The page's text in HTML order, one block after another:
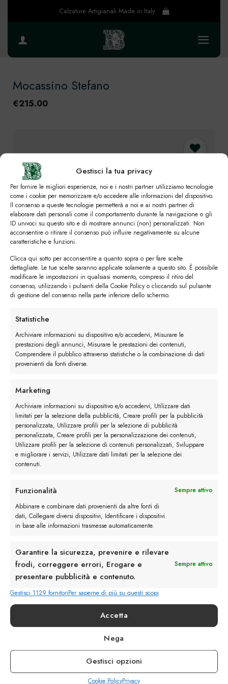
Gestisci la tua privacy
Per fornire le migliori esperienze, noi e i nostri partner utilizziamo tecnologie
come i cookie per memorizzare e/o accedere alle informazioni del dispositivo.
Il consenso a queste tecnologie permetterà a noi e ai nostri partner di
elaborare dati personali come il comportamento durante la navigazione o gli
ID univoci su questo sito e di mostrare annunci (non) personalizzati. Non
acconsentire o ritirare il consenso può influire negativamente su alcune
caratteristiche e funzioni.
Clicca qui sotto per acconsentire a quanto sopra o per fare scelte
dettagliate. Le tue scelte saranno applicate solamente a questo sito. È possibile
modificare le impostazioni in qualsiasi momento, compreso il ritiro del
consenso, utilizzando i pulsanti della Cookie Policy o cliccando sul pulsante
di gestione del consenso nella parte inferiore dello schermo.
Statistiche
Archiviare informazioni su dispositivo e/o accedervi, Misurare le
prestazioni degli annunci, Misurare le prestazioni dei contenuti,
Comprendere il pubblico attraverso statistiche o la combinazione di dati
provenienti da fonti diverse.
Marketing
Archiviare informazioni su dispositivo e/o accedervi, Utilizzare dati
limitati per la selezione della pubblicità, Creare profili per la pubblicità
personalizzata, Utilizzare profili per la selezione di pubblicità
personalizzata, Creare profili per la personalizzazione dei contenuti,
Utilizzare profili per la selezione di contenuti personalizzati, Sviluppare
e migliorare i servizi, Utilizzare dati limitati per la selezione dei
contenuti.
Funzionalità
Sempre attivo
Abbinare e combinare dati provenienti da altre fonti di
dati, Collegare diversi dispositivi, Identificare i dispositivi
in base alle informazioni trasmesse automaticamente.
Garantire la sicurezza, prevenire e rilevare
frodi, correggere errori, Erogare e
presentare pubblicità e contenuto.
Sempre attivo
Gestisci 1129 fornitoriPer saperne di più su questi scopi
Accetta
Nega
Gestisci opzioni
Cookie PolicyPrivacy
Calzature Artigianali Made in Italy
Mocassino Stefano
€215.00
Maggiori dettagli
Rimani in contatto con noi
Servizio Clienti
info@calzaturebelfiore.com
+39 02 468042
MI 20145 • Milano
Via Belfiore 9
Termini e Condizioni
Resi e Rimborsi
Spedizioni